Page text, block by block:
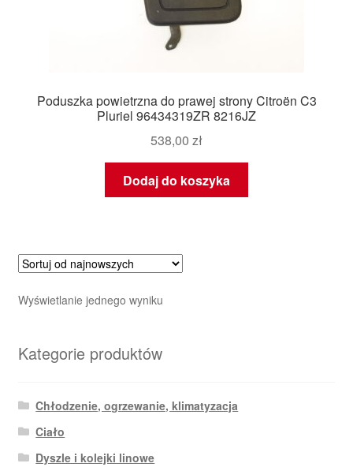
Poduszka powietrzna do prawej strony Citroën C3
Pluriel 96434319ZR 8216JZ
538,00 zł
Dodaj do koszyka
Wyświetlanie jednego wyniku
Kategorie produktów
Chłodzenie, ogrzewanie, klimatyzacja
Ciało
Dyszle i kolejki linowe